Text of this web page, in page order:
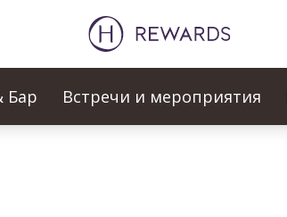
Бар Встречи и мероприятия